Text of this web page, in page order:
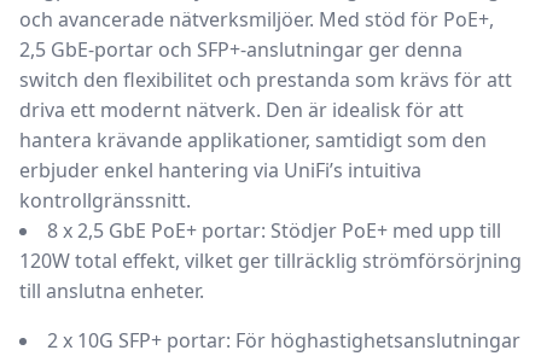
och avancerade nätverksmiljöer. Med stöd för PoE+,
2,5 GbE-portar och SFP+-anslutningar ger denna
switch den flexibilitet och prestanda som krävs för att
driva ett modernt nätverk. Den är idealisk för att
hantera krävande applikationer, samtidigt som den
erbjuder enkel hantering via UniFi’s intuitiva
kontrollgränssnitt.
8 x 2,5 GbE PoE+ portar: Stödjer PoE+ med upp till
120W total effekt, vilket ger tillräcklig strömförsörjning
till anslutna enheter.
2 x 10G SFP+ portar: För höghastighetsanslutningar